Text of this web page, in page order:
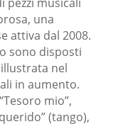
una
attiva dal 2008.
sono disposti
nel
in aumento.
mio”,
(tango),